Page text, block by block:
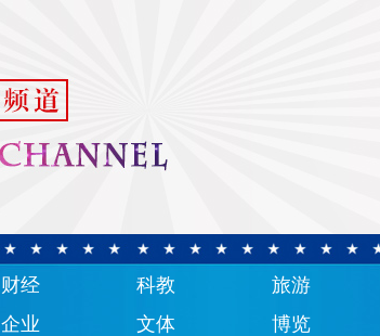
财经 科教 旅游
企业 文体 博览